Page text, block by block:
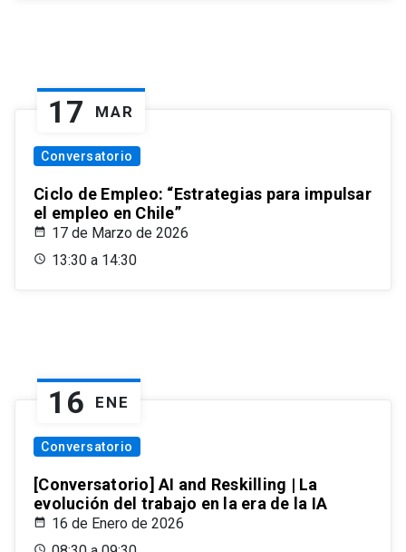
17 MAR
Conversatorio
Ciclo de Empleo: “Estrategias para impulsar
el empleo en Chile”
17 de Marzo de 2026
13:30 a 14:30
16 ENE
Conversatorio
[Conversatorio] AI and Reskilling | La
evolución del trabajo en la era de la IA
16 de Enero de 2026